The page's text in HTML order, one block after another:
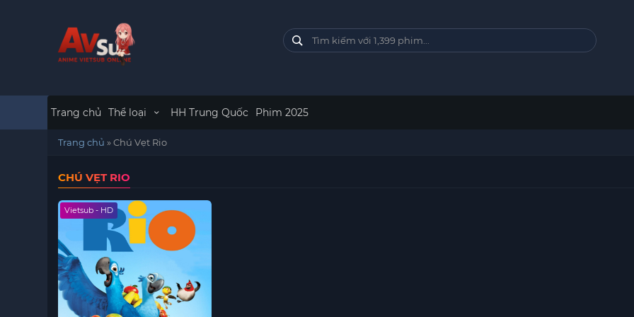
Trang chủ Thể loại HH Trung Quốc Phim 2025
Trang chủ »Chú Vẹt Rio
CHÚ VẸT RIO
Vietsub - HD